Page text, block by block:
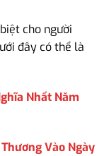
cho người
đây có thể là
Nhất Năm
Vào Ngày